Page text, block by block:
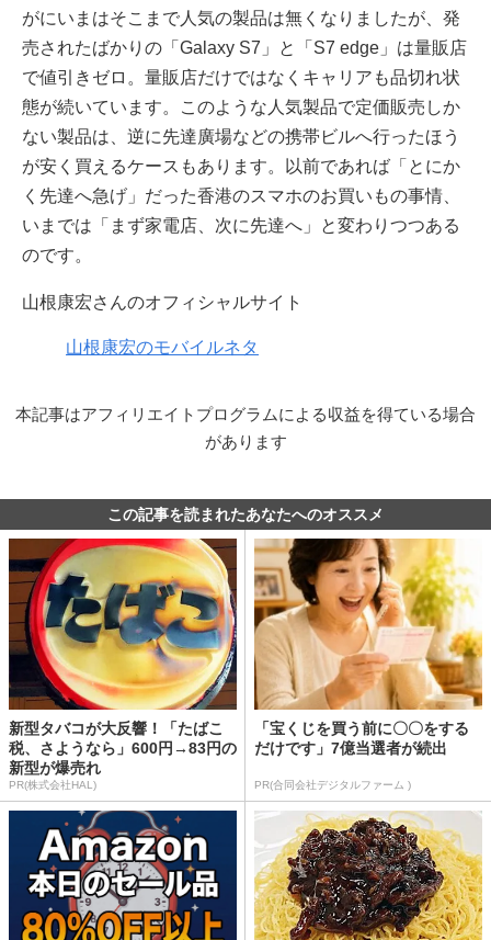
がにいまはそこまで人気の製品は無くなりましたが、発
売されたばかりの「Galaxy S7」と「S7 edge」は量販店
で値引きゼロ。量販店だけではなくキャリアも品切れ状
態が続いています。このような人気製品で定価販売しか
ない製品は、逆に先達廣場などの携帯ビルへ行ったほう
が安く買えるケースもあります。以前であれば「とにか
く先達へ急げ」だった香港のスマホのお買いもの事情、
いまでは「まず家電店、次に先達へ」と変わりつつある
のです。
山根康宏さんのオフィシャルサイト
山根康宏のモバイルネタ
本記事はアフィリエイトプログラムによる収益を得ている場合
があります
この記事を読まれたあなたへのオススメ
新型タバコが大反響！「たばこ
税、さようなら」600円→83円の
新型が爆売れ
PR(株式会社HAL)
「宝くじを買う前に〇〇をする
だけです」7億当選者が続出
PR(合同会社デジタルファーム )